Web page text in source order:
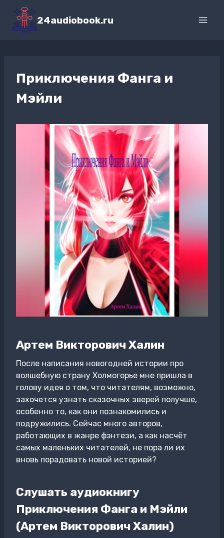
Перейти
содержимому
24audiobook.ru
Приключения Фанга и
Мэйли
Артем Викторович Халин
После написания новогодней истории про
волшебную страну Холмогорье мне пришла в
голову идея о том, что читателям, возможно,
захочется узнать сказочных зверей получше,
особенно то, как они познакомились и
подружились. Сейчас много авторов,
работающих в жанре фэнтези, а как насчёт
самых маленьких читателей, не пора ли их
вновь порадовать новой историей?
Слушать аудиокнигу
Приключения Фанга и Мэйли
(Артем Викторович Халин)